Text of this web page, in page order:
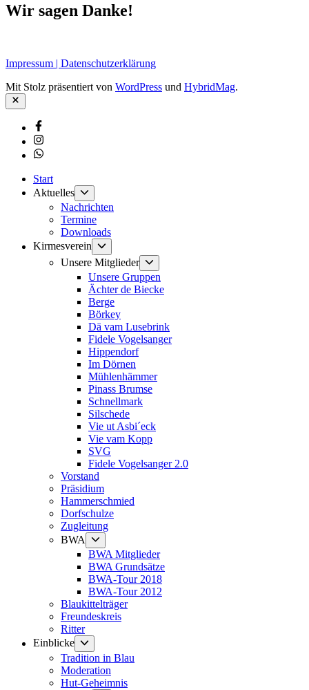
Wir sagen Danke!
Impressum | Datenschutzerklärung
Mit Stolz präsentiert von WordPress und HybridMag.
Schließen
Facebook
Instagram
Whatsapp
Start
Aktuelles
anzeigen
Nachrichten
Termine
Downloads
Kirmesverein
Untermenü
anzeigen
Unsere Mitglieder
anzeigen
Unsere Gruppen
Ächter de Biecke
Berge
Börkey
Dä vam Lusebrink
Fidele Vogelsanger
Hippendorf
Im Dörnen
Mühlenhämmer
Pinass Brumse
Schnellmark
Silschede
Vie ut Asbi´eck
Vie vam Kopp
SVG
Fidele Vogelsanger 2.0
Vorstand
Präsidium
Hammerschmied
Dorfschulze
Zugleitung
BWA
anzeigen
BWA Mitglieder
BWA Grundsätze
BWA-Tour 2018
BWA-Tour 2012
Blaukittelträger
Freundeskreis
Ritter
Einblicke
Untermenü
anzeigen
Tradition in Blau
Moderation
Hut-Geheimnis